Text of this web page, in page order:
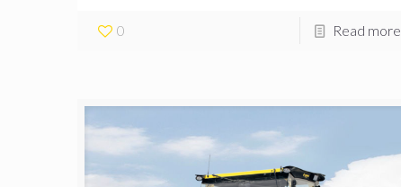
0 Read more